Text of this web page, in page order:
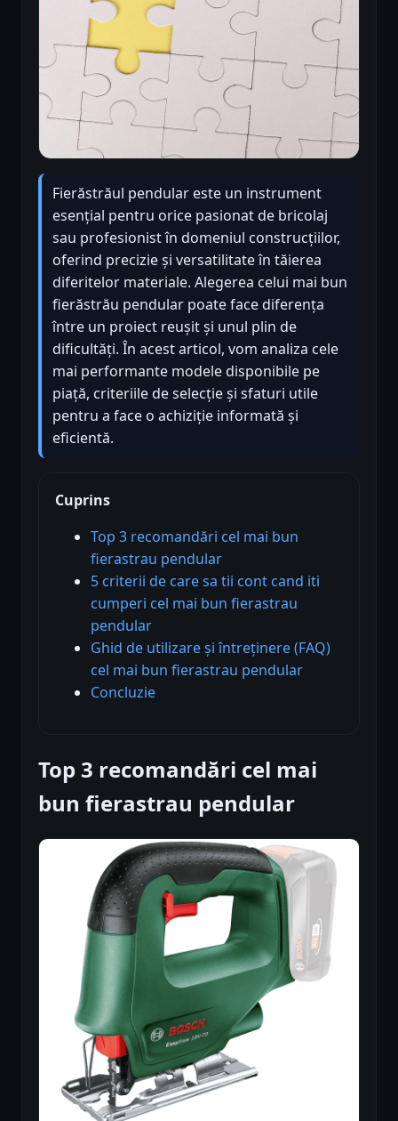
Fierăstrăul pendular este un instrument
esențial pentru orice pasionat de bricolaj
sau profesionist în domeniul construcțiilor,
oferind precizie și versatilitate în tăierea
diferitelor materiale. Alegerea celui mai bun
fierăstrău pendular poate face diferența
între un proiect reușit și unul plin de
dificultăți. În acest articol, vom analiza cele
mai performante modele disponibile pe
piață, criteriile de selecție și sfaturi utile
pentru a face o achiziție informată și
eficientă.
Cuprins
Top 3 recomandări cel mai bun
fierastrau pendular
5 criterii de care sa tii cont cand iti
cumperi cel mai bun fierastrau
pendular
Ghid de utilizare și întreținere (FAQ)
cel mai bun fierastrau pendular
Concluzie
Top 3 recomandări cel mai
bun fierastrau pendular